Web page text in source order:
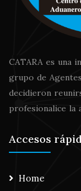
CATARA es una
grupo de
decidieron
profesionalice la
Accesos
Home